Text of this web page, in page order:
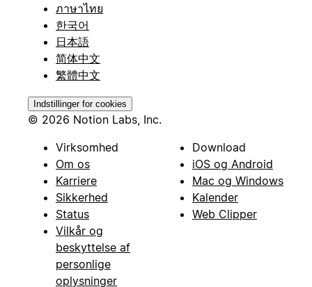
ภาษาไทย
한국어
日本語
简体中文
繁體中文
Indstillinger for cookies
© 2026 Notion Labs, Inc.
Virksomhed
Om os
Karriere
Sikkerhed
Status
Vilkår og
beskyttelse af
personlige
oplysninger
Download
iOS og Android
Mac og Windows
Kalender
Web Clipper